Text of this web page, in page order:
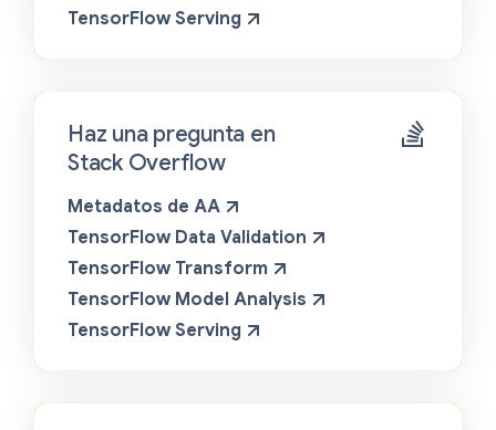
TensorFlow Serving
Haz una pregunta en
Stack Overflow
Metadatos de AA
TensorFlow Data Validation
TensorFlow Transform
TensorFlow Model Analysis
TensorFlow Serving